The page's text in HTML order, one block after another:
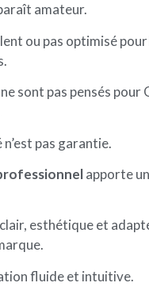
amateur.
ou pas optimisé pour
sont pas pensés pour
pas garantie.
apporte
esthétique et
fluide et intuitive.